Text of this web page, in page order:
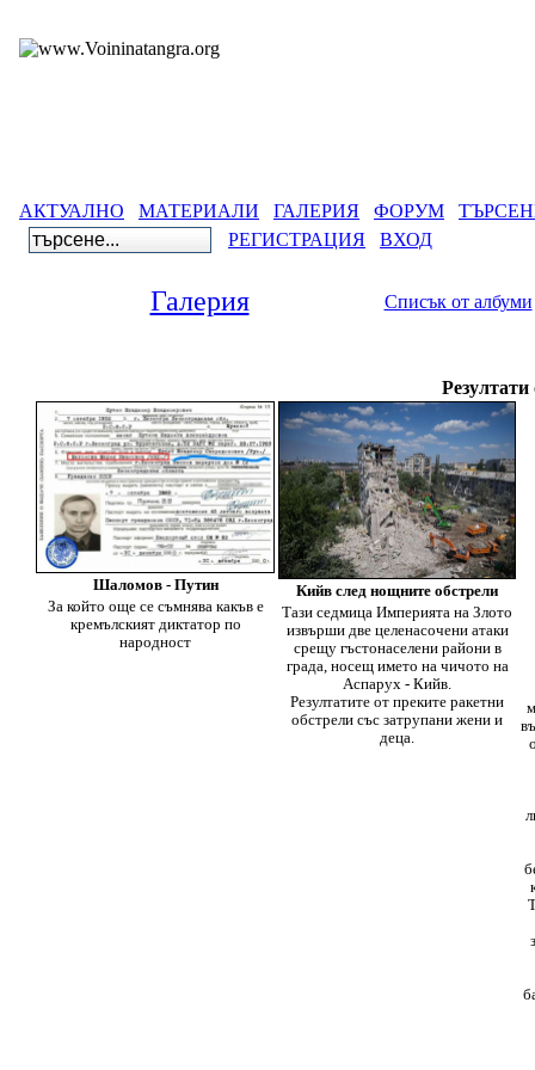
АКТУАЛНО МАТЕРИАЛИ ГАЛЕРИЯ ФОРУМ
РЕГИСТРАЦИЯ
ВХОД
Галерия Списък от албуми
Шаломов - Путин
За който още се съмнява какъв е
кремълският диктатор по
народност
Кийв след нощните обстрели
Тази седмица Империята на Злото
извърши две целенасочени атаки
срещу гъстонаселени райони в
града, носещ името на чичото на
Аспарух - Кийв.
Резултатите от преките ракетни
обстрели със затрупани жени и
деца.